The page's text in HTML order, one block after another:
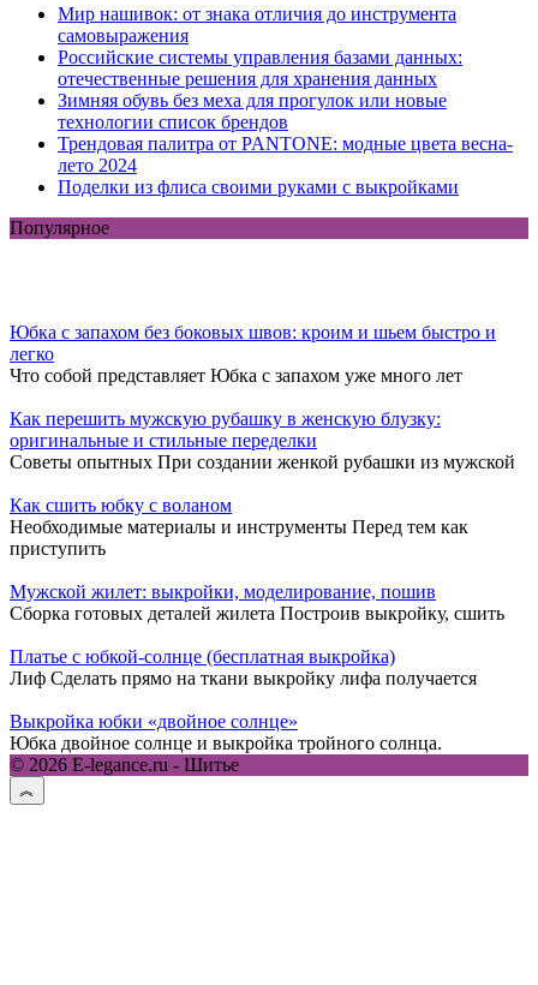
Мир нашивок: от знака отличия до инструмента
самовыражения
Российские системы управления базами данных:
отечественные решения для хранения данных
Зимняя обувь без меха для прогулок или новые
технологии список брендов
Трендовая палитра от PANTONE: модные цвета весна-
лето 2024
Поделки из флиса своими руками с выкройками
Популярное
Юбка с запахом без боковых швов: кроим и шьем быстро и
легко
Что собой представляет Юбка с запахом уже много лет
Как перешить мужскую рубашку в женскую блузку:
оригинальные и стильные переделки
Советы опытных При создании женкой рубашки из мужской
Как сшить юбку с воланом
Необходимые материалы и инструменты Перед тем как
приступить
Мужской жилет: выкройки, моделирование, пошив
Сборка готовых деталей жилета Построив выкройку, сшить
Платье с юбкой-солнце (бесплатная выкройка)
Лиф Сделать прямо на ткани выкройку лифа получается
Выкройка юбки «двойное солнце»
Юбка двойное солнце и выкройка тройного солнца.
© 2026 E-legance.ru - Шитье